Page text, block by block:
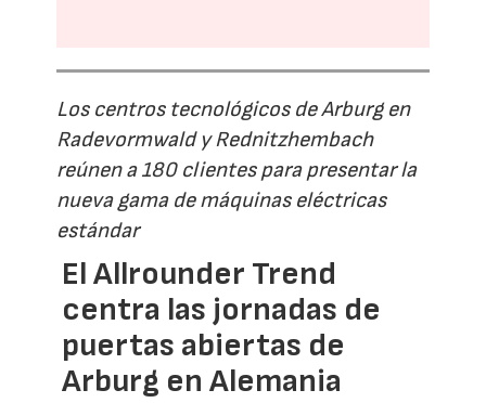
Los centros tecnológicos de Arburg en
Radevormwald y Rednitzhembach
reúnen a 180 clientes para presentar la
nueva gama de máquinas eléctricas
estándar
El Allrounder Trend
centra las jornadas de
puertas abiertas de
Arburg en Alemania